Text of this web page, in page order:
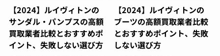
【2024】ルイヴィトンの
サンダル・パンプスの高額
買取業者比較とおすすめポ
イント、失敗しない選び方
【2024】ルイヴィトンの
ブーツの高額買取業者比較
とおすすめポイント、失敗
しない選び方